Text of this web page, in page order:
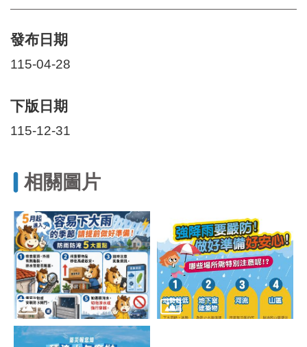
統
文
化
局
資
市
區
界
說
臺
北
市
鄰
長
名
發布日期
115-04-28
下版日期
115-12-31
相關圖片